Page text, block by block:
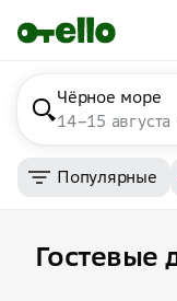
Чёрное море
14–15 августа
Популярные
Гостевые